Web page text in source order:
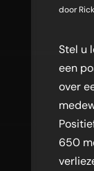
door
Stel u
een
over
650